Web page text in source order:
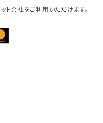
ト会社をご利用いただけます。